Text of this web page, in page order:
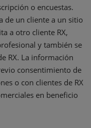
o encuestas.
de un cliente a un sitio
a otro cliente RX,
y también se
RX. La información
consentimiento de
o con clientes de RX
en beneficio